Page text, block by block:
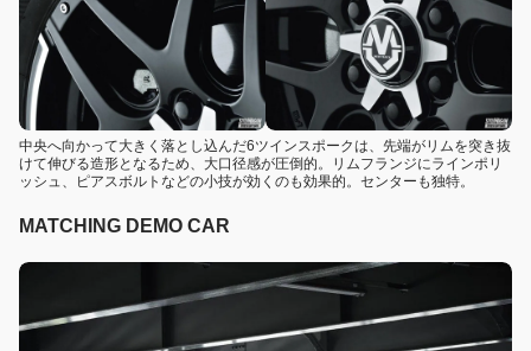
中央へ向かって大きく落とし込んだ6ツインスポークは、先端がリムを突き抜
けて伸びる造形となるため、大口径感が圧倒的。リムフランジにラインポリ
ッシュ、ピアスボルトなどの小技が効くのも効果的。センターも独特。
MATCHING DEMO CAR